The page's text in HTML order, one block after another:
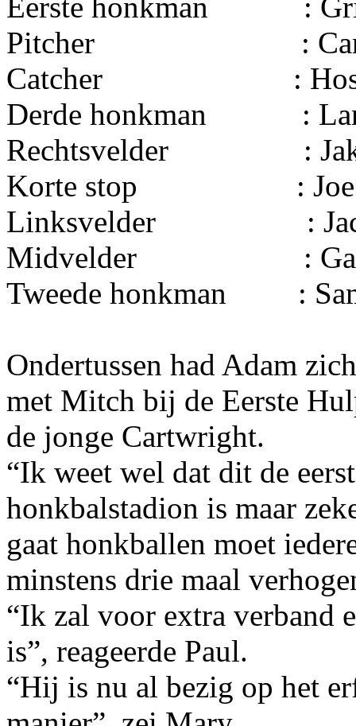
Pitcher
:
Catcher
:
Derde honkman
:
Rechtsvelder
:
Korte stop
: Joe
Linksvelder
:
Midvelder
:
Tweede honkman
:
Ondertussen had Adam
met Mitch bij de Eerste
de jonge Cartwright.
“Ik weet wel dat dit de
honkbalstadion is maar
gaat honkballen moet
minstens drie maal
“Ik zal voor extra verband
is”, reageerde Paul.
“Hij is nu al bezig op het